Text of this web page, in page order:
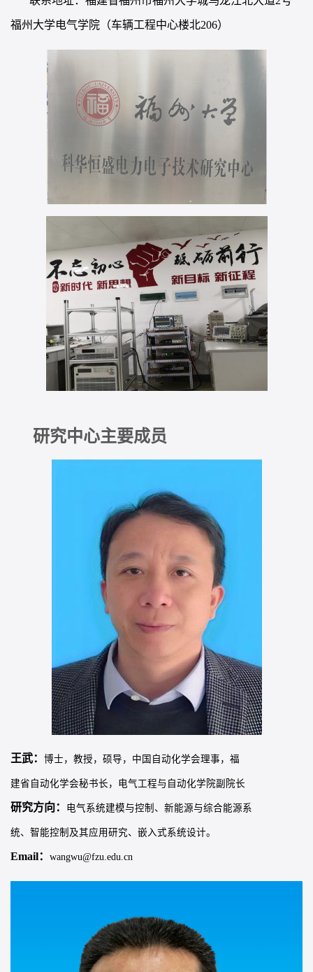
福州大学电气学院（车辆工程中心楼北206）
研究中心主要成员
王武： 博士，教授，硕导，中国自动化学会理事，福
建省自动化学会秘书长，电气工程与自动化学院副院长
研究方向： 电气系统建模与控制、新能源与综合能源系
统、智能控制及其应用研究、嵌入式系统设计。
Email： wangwu@fzu.edu.cn